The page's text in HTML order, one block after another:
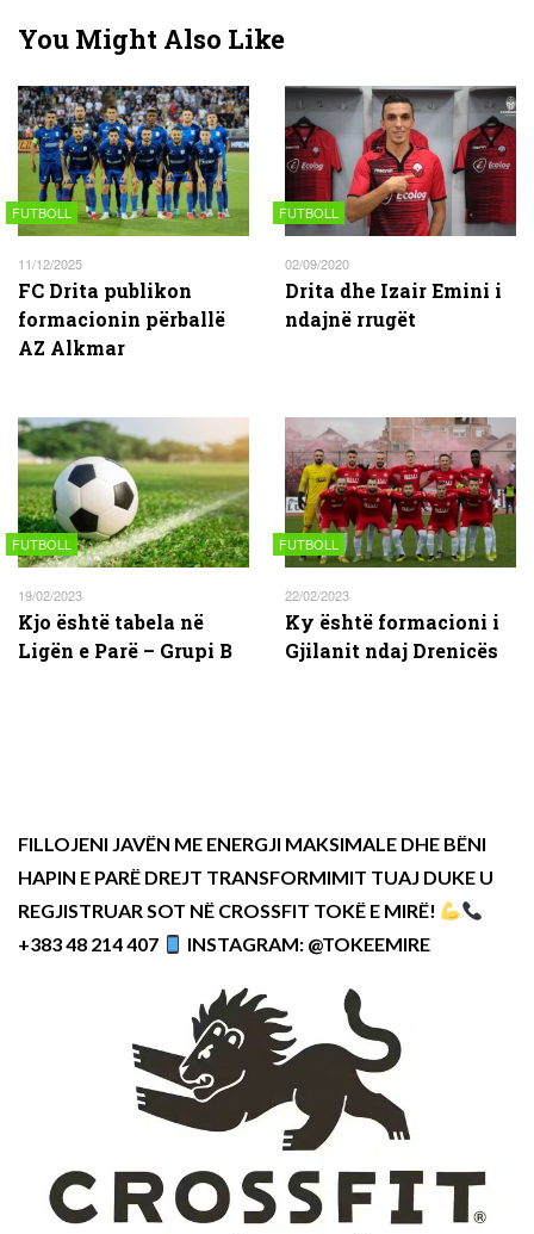
You Might Also Like
FUTBOLL
11/12/2025
FC Drita publikon
formacionin përballë
AZ Alkmar
FUTBOLL
02/09/2020
Drita dhe Izair Emini i
ndajnë rrugët
FUTBOLL
19/02/2023
Kjo është tabela në
Ligën e Parë – Grupi B
FUTBOLL
22/02/2023
Ky është formacioni i
Gjilanit ndaj Drenicës
FILLOJENI JAVËN ME ENERGJI MAKSIMALE DHE BËNI
HAPIN E PARË DREJT TRANSFORMIMIT TUAJ DUKE U
REGJISTRUAR SOT NË CROSSFIT TOKË E MIRË!
+383 48 214 407
INSTAGRAM: @TOKEEMIRE